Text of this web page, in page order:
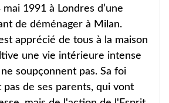
1991 à Londres d’une
de déménager à Milan.
apprécié de tous à la maison
une vie intérieure intense
soupçonnent pas. Sa foi
de ses parents, qui vont